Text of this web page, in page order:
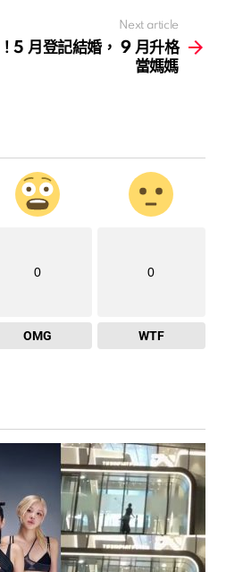
Next article
5 月登記結婚， 9 月升格
當媽媽
0
OMG
0
WTF